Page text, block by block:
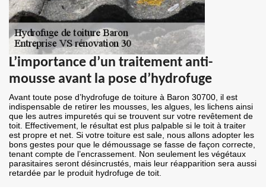
L’importance d’un traitement anti-
mousse avant la pose d’hydrofuge
Avant toute pose d’hydrofuge de toiture à Baron 30700, il est
indispensable de retirer les mousses, les algues, les lichens ainsi
que les autres impuretés qui se trouvent sur votre revêtement de
toit. Effectivement, le résultat est plus palpable si le toit à traiter
est propre et net. Si votre toiture est sale, nous allons adopter les
bons gestes pour que le démoussage se fasse de façon correcte,
tenant compte de l’encrassement. Non seulement les végétaux
parasitaires seront désincrustés, mais leur réapparition sera aussi
retardée par le produit hydrofuge de toit.